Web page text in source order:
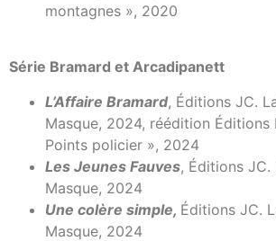
montagnes », 2020
Série Bramard et Arcadipanett
L’Affaire Bramard, Éditions JC.
Masque, 2024, réédition Éditions
Points policier », 2024
Les Jeunes Fauves, Éditions JC.
Masque, 2024
Une colère simple, Éditions JC.
Masque, 2024